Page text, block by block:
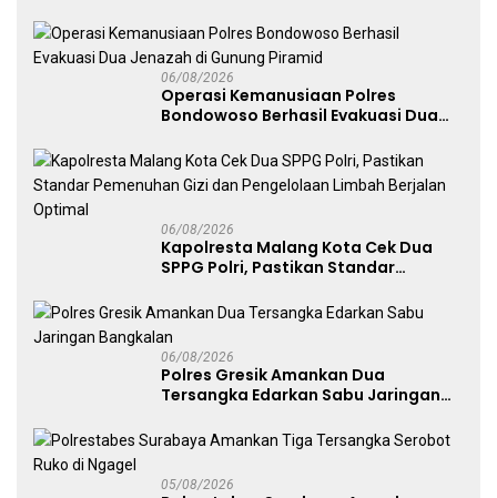
06/08/2026
Operasi Kemanusiaan Polres
Bondowoso Berhasil Evakuasi Dua
06/08/2026
Kapolresta Malang Kota Cek Dua
SPPG Polri, Pastikan Standar
Limbah Berjalan Optimal
06/08/2026
Polres Gresik Amankan Dua
Tersangka Edarkan Sabu Jaringan
05/08/2026